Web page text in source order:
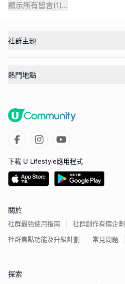
顯示所有留言(1)...
社群主題
熱門地點
下載 U Lifestyle應用程式
關於
社群最強使用指南
社群創作有價企劃
社群焦點功能及升級計劃
常見問題
探索